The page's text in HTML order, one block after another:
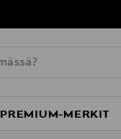
PREMIUM-MERKIT